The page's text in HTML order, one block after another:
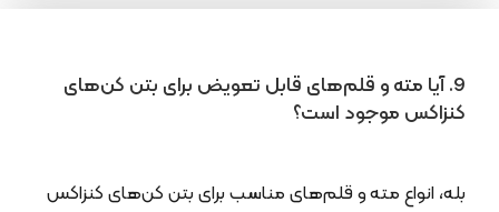
9. آیا مته و قلم‌های قابل تعویض برای بتن کن‌های
کنزاکس موجود است؟
بله، انواع مته و قلم‌های مناسب برای بتن کن‌های کنزاکس